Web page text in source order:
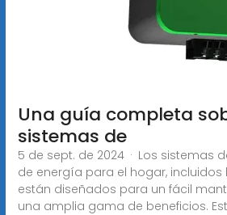
Una guía completa
sistemas de
5 de sept. de 2024 · Los sistemas
de energía para el hogar, incluidos
están diseñados para un fácil
una amplia gama de beneficios.